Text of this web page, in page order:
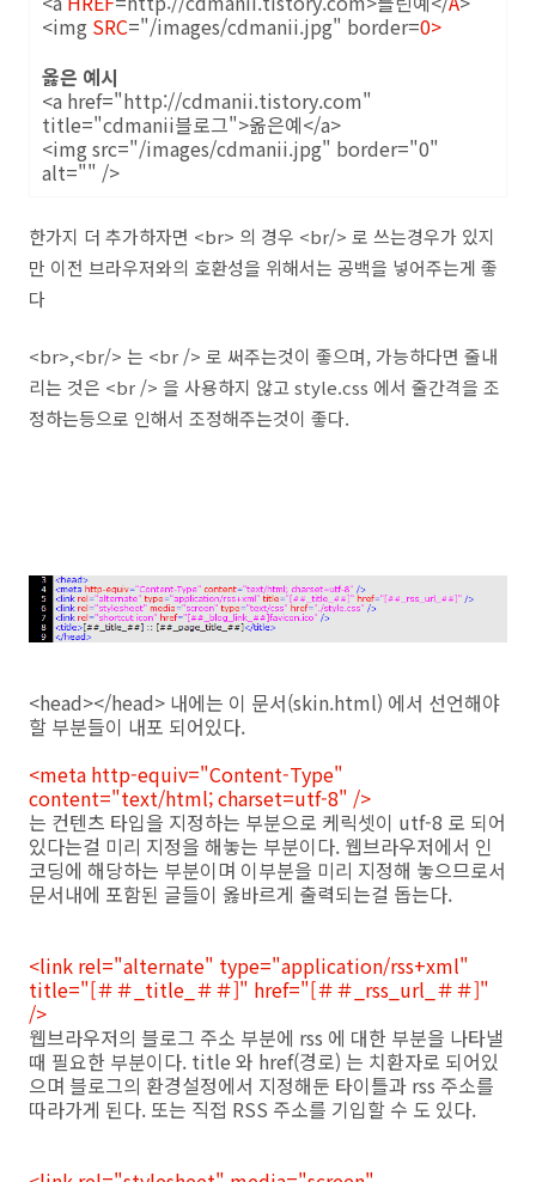
<img SRC="/images/cdmanii.jpg" border=0>
옳은 예시
<a href="http://cdmanii.tistory.com"
title="cdmanii블로그">옮은예</a>
<img src="/images/cdmanii.jpg" border="0"
alt="" />
한가지 더 추가하자면 <br> 의 경우 <br/> 로 쓰는경우가 있지
만 이전 브라우저와의 호환성을 위해서는 공백을 넣어주는게 좋
다
<br>,<br/> 는 <br /> 로 써주는것이 좋으며, 가능하다면 줄내
리는 것은 <br /> 을 사용하지 않고 style.css 에서 줄간격을 조
정하는등으로 인해서 조정해주는것이 좋다.
<head></head> 내에는 이 문서(skin.html) 에서 선언해야
할 부분들이 내포 되어있다.
<meta http-equiv="Content-Type"
content="text/html; charset=utf-8" />
는 컨텐츠 타입을 지정하는 부분으로 케릭셋이 utf-8 로 되어
있다는걸 미리 지정을 해놓는 부분이다. 웹브라우저에서 인
코딩에 해당하는 부분이며 이부분을 미리 지정해 놓으므로서
문서내에 포함된 글들이 옳바르게 출력되는걸 돕는다.
<link rel="alternate" type="application/rss+xml"
title="[＃＃_title_＃＃]" href="[＃＃_rss_url_＃＃]"
/>
웹브라우저의 블로그 주소 부분에 rss 에 대한 부분을 나타낼
때 필요한 부분이다. title 와 href(경로) 는 치환자로 되어있
으며 블로그의 환경설정에서 지정해둔 타이틀과 rss 주소를
따라가게 된다. 또는 직접 RSS 주소를 기입할 수 도 있다.